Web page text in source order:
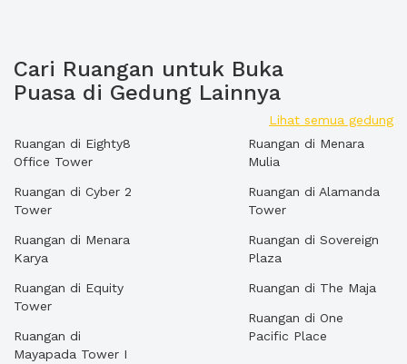
Cari Ruangan untuk Buka
Puasa di Gedung Lainnya
Lihat semua gedung
Ruangan di Eighty8
Office Tower
Ruangan di Cyber 2
Tower
Ruangan di Menara
Karya
Ruangan di Equity
Tower
Ruangan di
Mayapada Tower I
Ruangan di Menara
Mulia
Ruangan di Alamanda
Tower
Ruangan di Sovereign
Plaza
Ruangan di The Maja
Ruangan di One
Pacific Place